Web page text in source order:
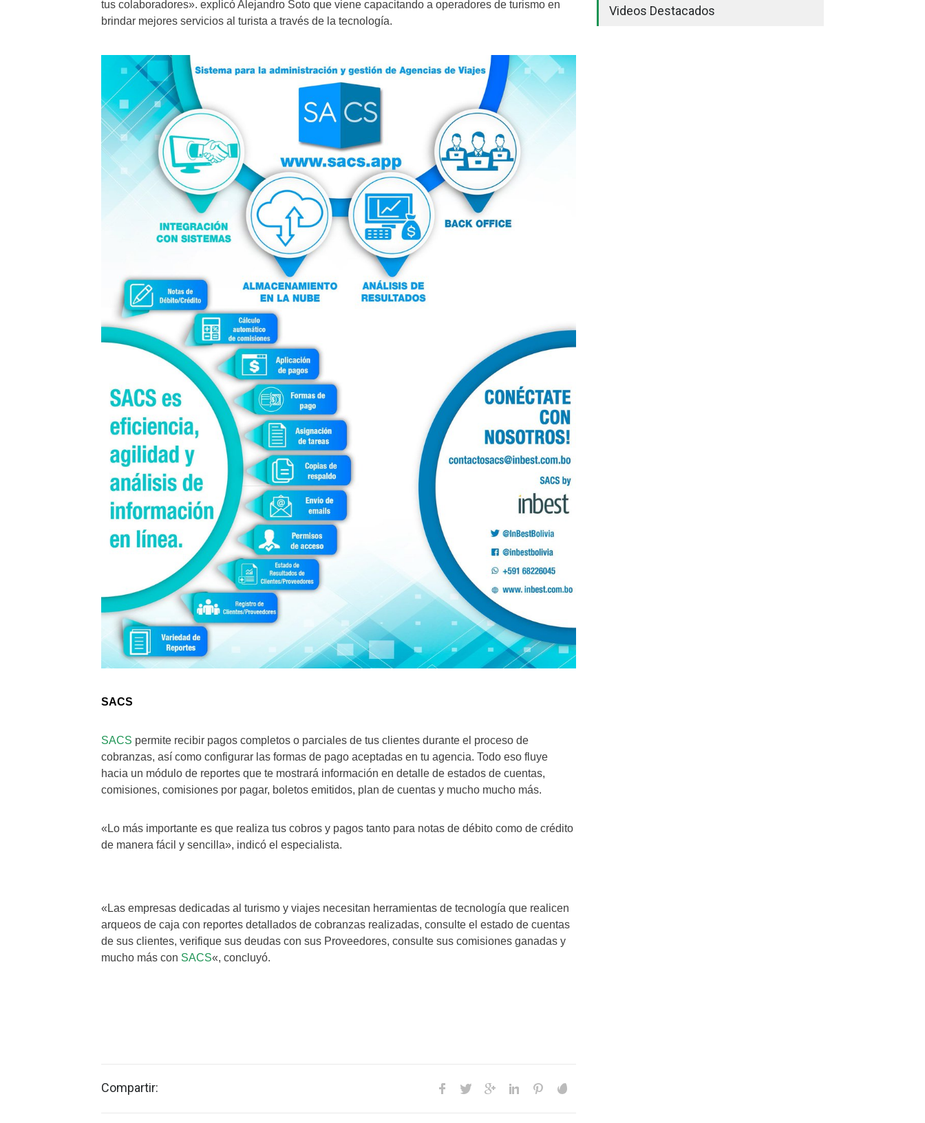
tus colaboradores». explicó Alejandro Soto que viene capacitando a operadores de turismo en
brindar mejores servicios al turista a través de la tecnología.
SACS
SACS permite recibir pagos completos o parciales de tus clientes durante el proceso de
cobranzas, así como configurar las formas de pago aceptadas en tu agencia. Todo eso fluye
hacia un módulo de reportes que te mostrará información en detalle de estados de cuentas,
comisiones, comisiones por pagar, boletos emitidos, plan de cuentas y mucho mucho más.
«Lo más importante es que realiza tus cobros y pagos tanto para notas de débito como de crédito
de manera fácil y sencilla», indicó el especialista.
«Las empresas dedicadas al turismo y viajes necesitan herramientas de tecnología que realicen
arqueos de caja con reportes detallados de cobranzas realizadas, consulte el estado de cuentas
de sus clientes, verifique sus deudas con sus Proveedores, consulte sus comisiones ganadas y
mucho más con SACS«, concluyó.
Compartir:
industrial y el golpe puede
Videos Destacados